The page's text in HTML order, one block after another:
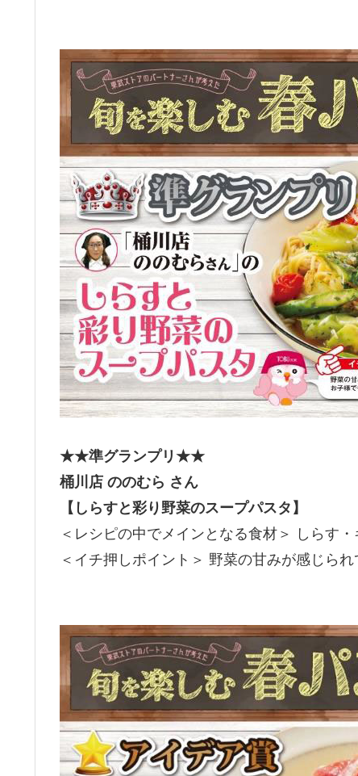
★★準グランプリ★★
桶川店 ののむら さん
【しらすと彩り野菜のスープパスタ】
＜レシピの中でメインとなる食材＞ しらす・
＜イチ押しポイント＞ 野菜の甘みが感じら